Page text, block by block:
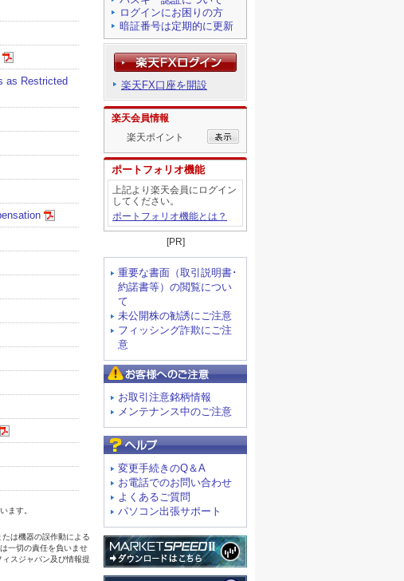
ログインにお困りの方
暗証番号は定期的に更新
楽天FX口座を開設
楽天会員情報
楽天ポイント
ポートフォリオ機能
上記より楽天会員にログイン
してください。
ポートフォリオ機能とは？
[PR]
重要な書面（取引説明書･
約諾書等）の閲覧につい
て
未公開株の勧誘にご注意
フィッシング詐欺にご注
意
お取引注意銘柄情報
メンテナンス中のご注意
変更手続きのQ＆A
お電話でのお問い合わせ
よくあるご質問
パソコン出張サポート